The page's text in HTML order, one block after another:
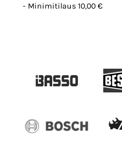
- Minimitilaus 10,00 €